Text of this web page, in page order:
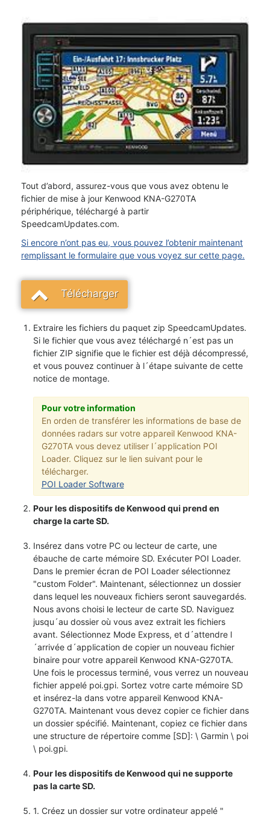
Tout d’abord, assurez-vous que vous avez obtenu le
fichier de mise à jour Kenwood KNA-G270TA
périphérique, téléchargé à partir
SpeedcamUpdates.com.
Si encore n’ont pas eu, vous pouvez l’obtenir maintenant
remplissant le formulaire que vous voyez sur cette page.
Télécharger
Extraire les fichiers du paquet zip SpeedcamUpdates.
Si le fichier que vous avez téléchargé n´est pas un
fichier ZIP signifie que le fichier est déjà décompressé,
et vous pouvez continuer à l´étape suivante de cette
notice de montage.
Pour votre information
En orden de transférer les informations de base de
données radars sur votre appareil Kenwood KNA-
G270TA vous devez utiliser l´application POI
Loader. Cliquez sur le lien suivant pour le
télécharger.
POI Loader Software
Pour les dispositifs de Kenwood qui prend en
charge la carte SD.
Insérez dans votre PC ou lecteur de carte, une
ébauche de carte mémoire SD. Exécuter POI Loader.
Dans le premier écran de POI Loader sélectionnez
"custom Folder". Maintenant, sélectionnez un dossier
dans lequel les nouveaux fichiers seront sauvegardés.
Nous avons choisi le lecteur de carte SD. Naviguez
jusqu´au dossier où vous avez extrait les fichiers
avant. Sélectionnez Mode Express, et d´attendre l
´arrivée d´application de copier un nouveau fichier
binaire pour votre appareil Kenwood KNA-G270TA.
Une fois le processus terminé, vous verrez un nouveau
fichier appelé poi.gpi. Sortez votre carte mémoire SD
et insérez-la dans votre appareil Kenwood KNA-
G270TA. Maintenant vous devez copier ce fichier dans
un dossier spécifié. Maintenant, copiez ce fichier dans
une structure de répertoire comme [SD]: \ Garmin \ poi
\ poi.gpi.
Pour les dispositifs de Kenwood qui ne supporte
pas la carte SD.
1. Créez un dossier sur votre ordinateur appelé "